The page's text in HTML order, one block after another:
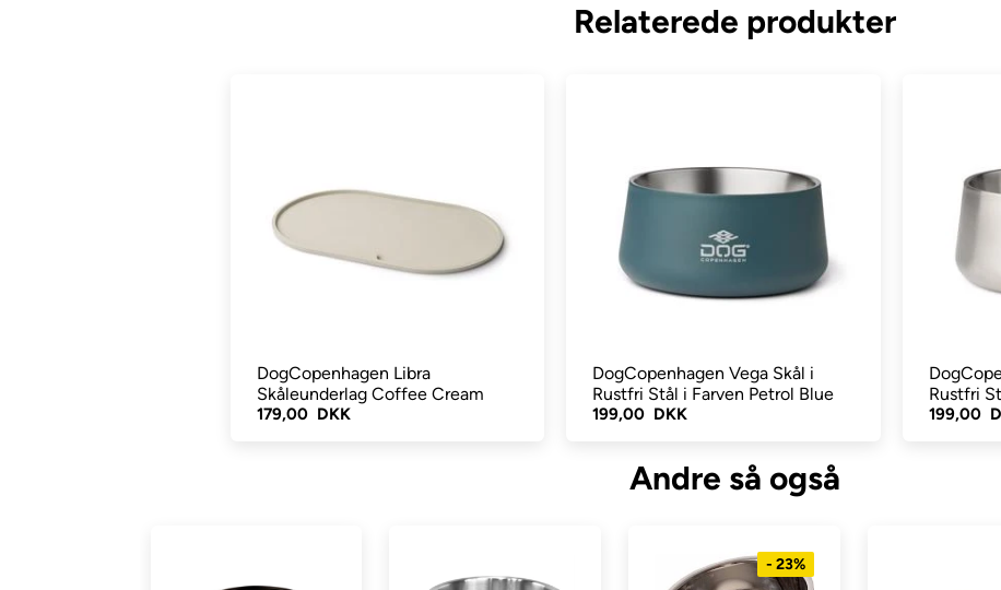
Relaterede produkter
DogCopenhagen Libra
Skåleunderlag Coffee Cream
179,00 DKK
DogCopenhagen Vega Skål i
Rustfri Stål i Farven Petrol Blue
199,00 DKK
Rustfri
199,00
Andre så også
- 23%